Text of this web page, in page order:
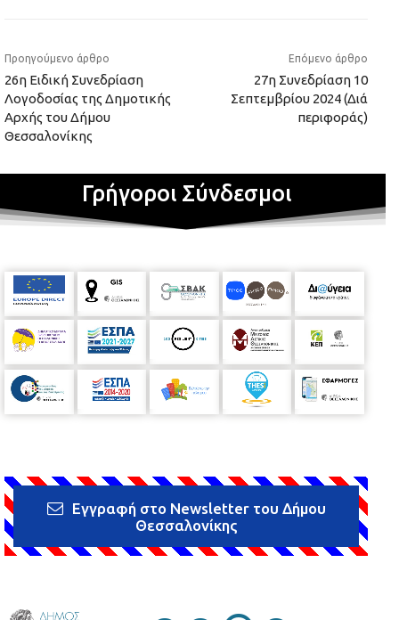
Προηγούμενο άρθρο
26η Ειδική Συνεδρίαση
Λογοδοσίας της Δημοτικής
Αρχής του Δήμου
Θεσσαλονίκης
Επόμενο άρθρο
27η Συνεδρίαση 10
Σεπτεμβρίου 2024 (Διά
περιφοράς)
Γρήγοροι Σύνδεσμοι
Εγγραφή στο Newsletter του Δήμου
Θεσσαλονίκης